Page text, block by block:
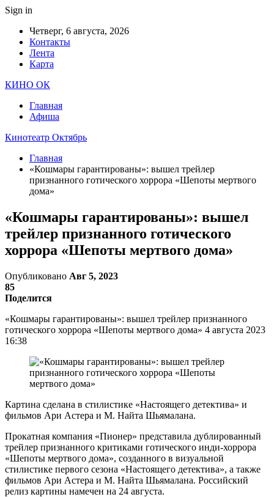
Sign in
Четверг, 6 августа, 2026
Контакты
Лента
Карта
КИНО ОК
Главная
Афиша
Кинотеатр Октябрь
Главная
«Кошмары гарантированы»: вышел трейлер
признанного готического хоррора «Шепоты мертвого
дома»
«Кошмары гарантированы»: вышел
трейлер признанного готического
хоррора «Шепоты мертвого дома»
Опубликовано Авг 5, 2023
85
Поделится
«Кошмары гарантированы»: вышел трейлер признанного
готического хоррора «Шепоты мертвого дома» 4 августа 2023
16:38
Картина сделана в стилистике «Настоящего детектива» и
фильмов Ари Астера и М. Найта Шьямалана.
Прокатная компания «Пионер» представила дублированный
трейлер признанного критиками готического инди-хоррора
«Шепоты мертвого дома», созданного в визуальной
стилистике первого сезона «Настоящего детектива», а также
фильмов Ари Астера и М. Найта Шьямалана. Российский
релиз картины намечен на 24 августа.